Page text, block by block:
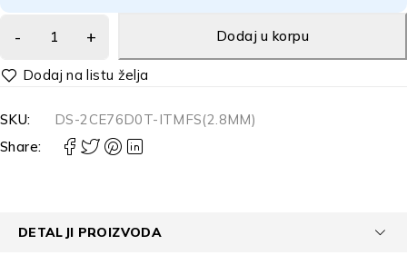
Dodaj u korpu
Alternative:
SKU:
DS-2CE76D0T-ITMFS(2.8MM)
Share:
DETALJI PROIZVODA